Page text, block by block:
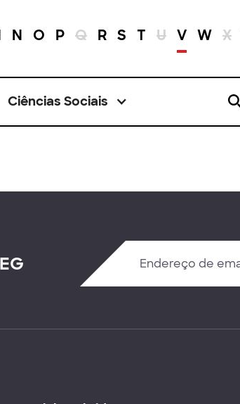
N O P Q R S T U V W X
Ciências Sociais